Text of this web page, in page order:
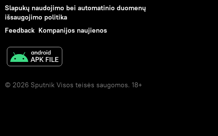
Slapukų naudojimo bei automatinio duomenų
išsaugojimo politika
Feedback Kompanijos naujienos
© 2026 Sputnik Visos teisės saugomos. 18+